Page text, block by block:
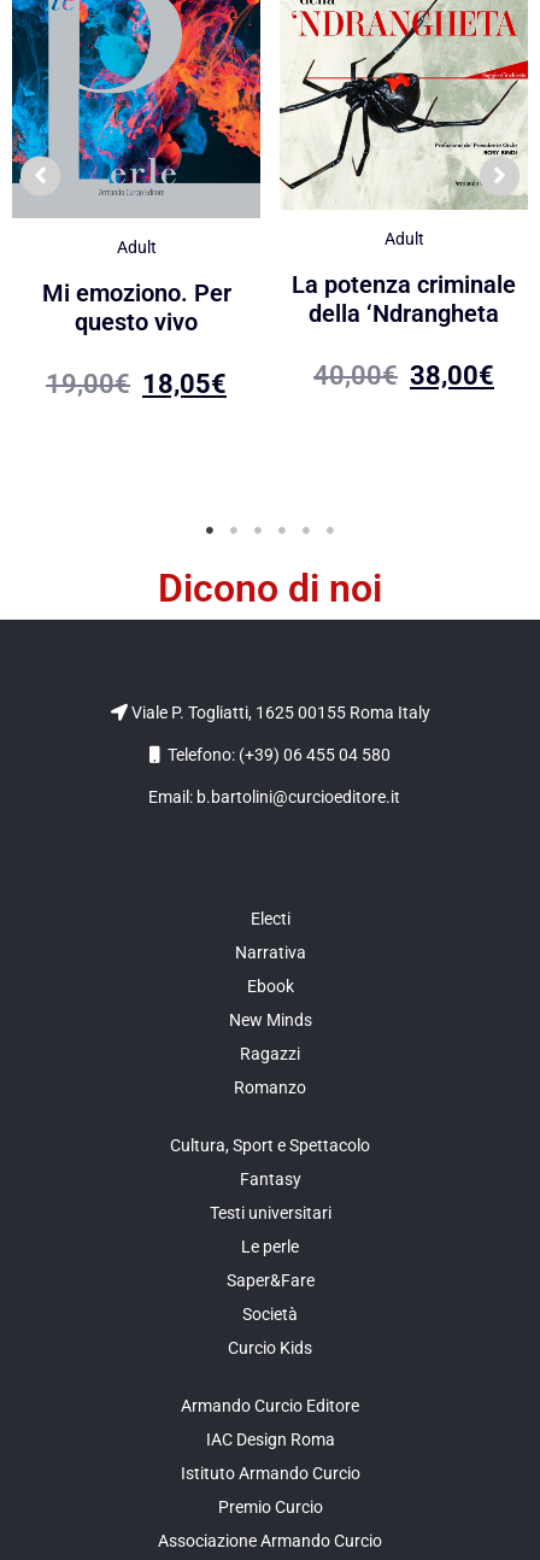
Adult
Mi emoziono. Per
questo vivo
19,00€ 18,05€
Adult
La potenza criminale
della ‘Ndrangheta
40,00€ 38,00€
Dicono di noi
Viale P. Togliatti, 1625 00155 Roma Italy
Telefono: (+39) 06 455 04 580
Email: b.bartolini@curcioeditore.it
Electi
Narrativa
Ebook
New Minds
Ragazzi
Romanzo
Cultura, Sport e Spettacolo
Fantasy
Testi universitari
Le perle
Saper&Fare
Società
Curcio Kids
Armando Curcio Editore
IAC Design Roma
Istituto Armando Curcio
Premio Curcio
Associazione Armando Curcio